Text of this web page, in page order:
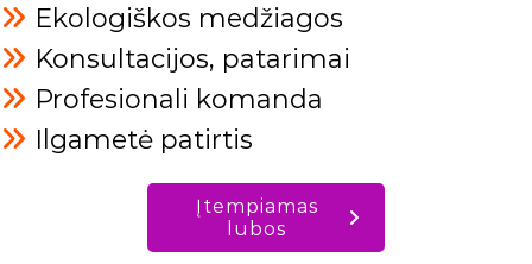
Ekologiškos medžiagos
Konsultacijos, patarimai
Profesionali komanda
Ilgametė patirtis
Įtempiamas
lubos